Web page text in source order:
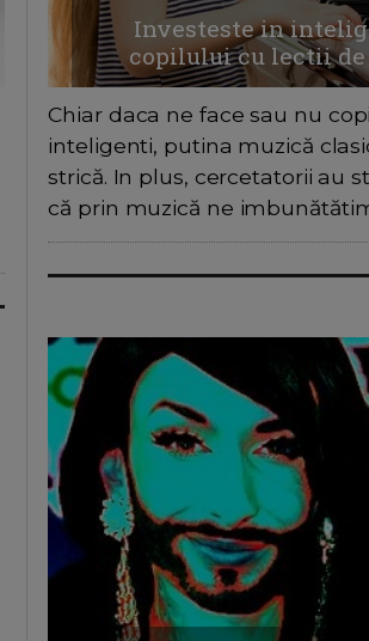
Investeste in
copilului cu lectii
Chiar daca ne face sau nu
inteligenti, putina muzică
strică. In plus, cercetatorii au
că prin muzică ne